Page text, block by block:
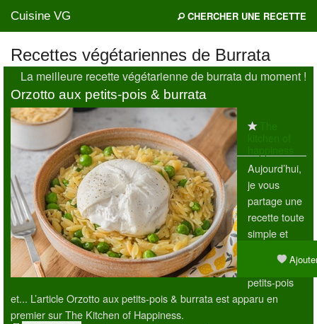
Cuisine VG CHERCHER UNE RECETTE
Mes blogs préférés
Recettes végétariennes de Burrata
La meilleure recette végétarienne de burrata du moment !
Orzotto aux petits-pois & burrata
Aujourd’hui,
je vous
partage une
recette toute
simple et
l’orzotto aux
petits-pois
et... L’article Orzotto aux petits-pois & burrata est apparu en
premier sur The Kitchen of Happiness.